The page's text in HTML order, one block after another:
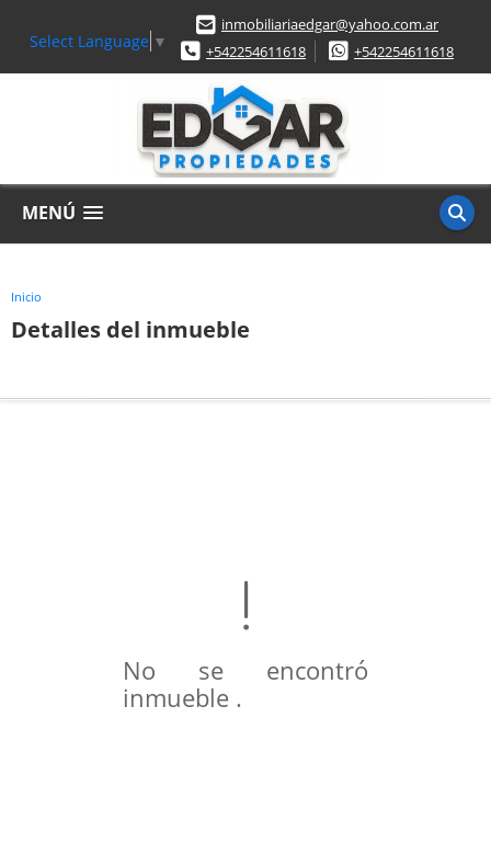
Select Language ▼
inmobiliariaedgar@yahoo.com.ar
+542254611618
+542254611618
MENÚ
Inicio
Detalles del inmueble
No se encontró
inmueble .